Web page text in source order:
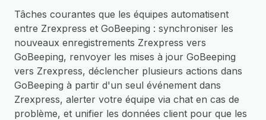
Tâches courantes que les équipes automatisent
entre Zrexpress et GoBeeping : synchroniser les
nouveaux enregistrements Zrexpress vers
GoBeeping, renvoyer les mises à jour GoBeeping
vers Zrexpress, déclencher plusieurs actions dans
GoBeeping à partir d'un seul événement dans
Zrexpress, alerter votre équipe via chat en cas de
problème, et unifier les données client pour que les